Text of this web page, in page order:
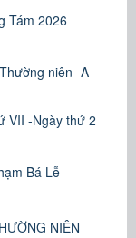
Tám 2026
niên -A
VII -Ngày thứ 2
Bá Lễ
NIÊN